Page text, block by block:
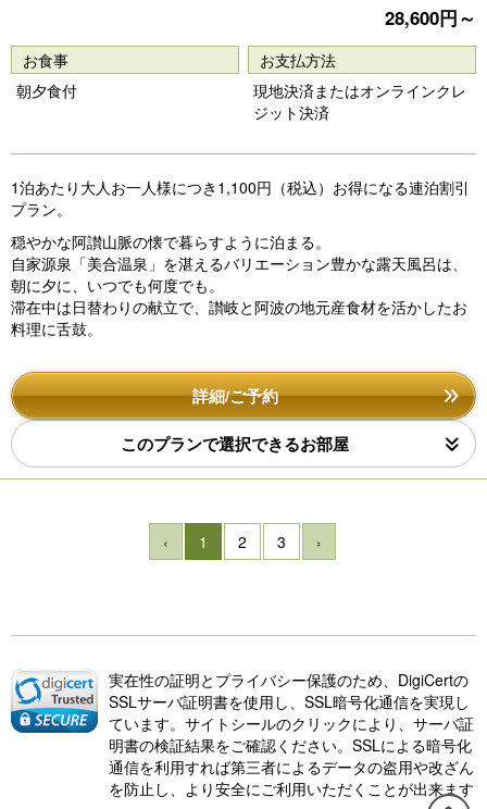
o
u
xt
28,600円～
お食事
朝夕食付
お支払方法
現地決済またはオンラインクレ
ジット決済
1泊あたり大人お一人様につき1,100円（税込）お得になる連泊割引
プラン。
穏やかな阿讃山脈の懐で暮らすように泊まる。
自家源泉「美合温泉」を湛えるバリエーション豊かな露天風呂は、
朝に夕に、いつでも何度でも。
滞在中は日替わりの献立で、讃岐と阿波の地元産食材を活かしたお
料理に舌鼓。
詳細/ご予約
このプランで選択できるお部屋
‹ 1 2 3 ›
実在性の証明とプライバシー保護のため、DigiCertの
SSLサーバ証明書を使用し、SSL暗号化通信を実現し
ています。サイトシールのクリックにより、サーバ証
明書の検証結果をご確認ください。SSLによる暗号化
通信を利用すれば第三者によるデータの盗用や改ざん
を防止し、より安全にご利用いただくことが出来ます